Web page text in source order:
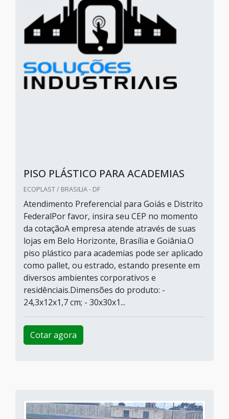
PISO PLÁSTICO PARA ACADEMIAS
ECOPLAST / BRASILIA - DF
Atendimento Preferencial para Goiás e Distrito
FederalPor favor, insira seu CEP no momento
da cotaçãoA empresa atende através de suas
lojas em Belo Horizonte, Brasília e Goiânia.O
piso plástico para academias pode ser aplicado
como pallet, ou estrado, estando presente em
diversos ambientes corporativos e
residênciais.Dimensões do produto: -
24,3x12x1,7 cm; - 30x30x1...
Cotar agora